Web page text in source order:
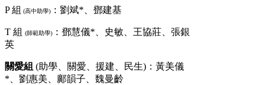
P 組 (高中助學) ：劉斌*、鄧建基
T 組 (師範助學)
：鄧慧儀*、史敏、王協莊、張銀
英
關愛組 (助學、關愛、援建、民生)：黃美儀
*、劉惠美、鄺韻子、魏曼齡